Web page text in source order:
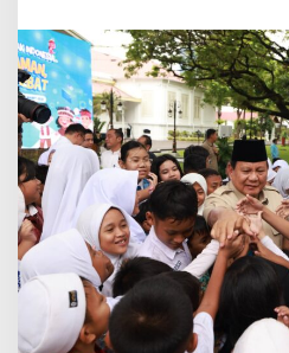
Melalui
Pendidikan
Gratis
Berasrama